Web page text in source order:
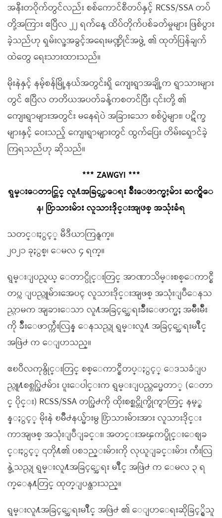
အနီးတဝိုက်တွင်လည်း စစ်ကောင်စီတပ်နှင့် RCSS/SSA တပ်
တို့အကြား ဧပြီလ ၂၂ ရက်နေ့ ထိပ်တိုက်ပစ်ခတ်မှုများ ဖြစ်ပွား
ခဲ့သည်ဟု ရှမ်းလူ့အခွင့်အရေးမဏ္ဍိုင်အဖွဲ့ ၏ ထုတ်ပြန်ချက်
ထဲတွေ ရေးသားထားသည်။
မိုးနဲနှင့် နမ့်စန်မြို့နယ်အတွင်းရှိ ကျေးရွာအချို့က ရွာသားများ
တွင် ဧပြီလ တတိယအပတ်ခန့်ကစတင်ပြီး ၎င်းတို့ ၏
ကျေးရွာများအတွင်း မနေရဲပဲ အခြားသော စစ်ပွဲများ၊ ပဋိက္ခ
များနှင့် ဝေးသည့် ကျေးရွာများတွင် ထွက်ပြေး တိမ်းရှောင်ခဲ့
ကြရသည်ဟု ဆိုသည်။
*** ZAWGYI ***
ရွမ္းေတာင္တြင္ လူ႔အခြင့္အ‌ေရး ခ်ိဳးေဖာက္မႈမ်ား ဆက္ရွိေ
န၊ ႐ြာသားမ်ား လူသားဒိုင္းအျဖစ္ အသုံးခံရ
သတင္းႏွင့္ မီဒီယာကြန္ရက္။
၂၀၂၁ ခုႏွစ္၊ ေမလ ၄ ရက္။
ရွမ္းျပည္နယ္ ေတာင္ပိုင္းတြင္ အာဏာသိမ္းစစ္ေကာင္စီ
တပ္က ျပည္သူမ်ားအေပၚ လူသားဒိုင္းအျဖစ္ အသုံးျပဳေနသ
ည္သာမက အျခားေသာ လူ႔အခြင့္အေရးခ်ိဳးေဖာက္မႈ အမ်ိဳးမ်ိဳး
ကို ခ်ိဳးေဖာက္က်ဴးလြန္ ေနသည္ဟု ရွမ္းလူ႔ အခြင့္အေရးမ႑ိဳင္
အဖြဲ႕ က ေျပာသည္။
ဧၿပီလကုန္ပိုင္းတြင္ စစ္ေကာင္စီတပ္ႏွင့္ ေဒသခံျပ
ည္သူ႔စစ္တပ္ဖြဲ႕မ်ား ပူးေပါင္းက ရွမ္းျပည္တပ္မေတာ္ (ေတာ
င္ ပိုင္း) RCSS/SSA တပ္ဖြဲ႕ကို ထိုးစစ္ဆင္တိုက္ခိုက္ရာတြင္ နမ့္စ
န္ႏွင့္ မိုးနဲ ၿမိဳ႕နယ္မ်ားမွ ႐ြာသားမ်ားအား လူသားဒိုင္း
ကာအျဖစ္ အသုံးျပဳျခင္း၊ အတင္းအၾကပ္ခိုင္းေစျခ
င္းႏွင့္ ၎တို႔၏ ပစၥည္းမ်ားကို လုယူျခင္းမ်ား က်ဴးလြ
န္ခဲ့သည္ဟု ရွမ္းလူ႔အခြင့္အေရး မ႑ိဳင္ အဖြဲ႕ က ေမလ ၃ ရ
က္ေန႔တြင္ ထုတ္ျပန္ထားသည္။
ရွမ္းလူ႔အခြင့္အေရးမ႑ိဳင္ အဖြဲ႕ ၏ ေျပာေရးဆိုခြင့္ရွိသူ